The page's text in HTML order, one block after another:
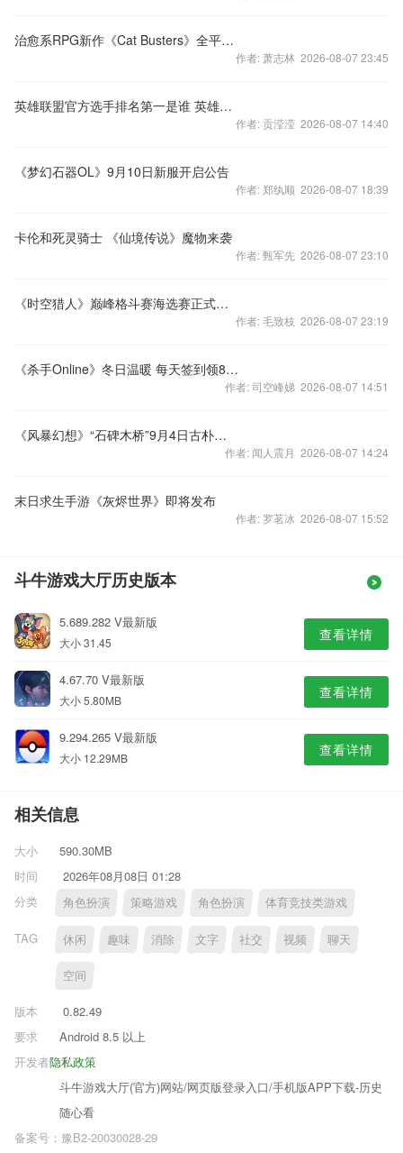
治愈系RPG新作《Cat Busters》全平台上架 冒险世界正式开启
作者: 萧志林 2026-08-07 23:45
英雄联盟官方选手排名第一是谁 英雄联盟官方选手世界排名
作者: 贡滢滢 2026-08-07 14:40
《梦幻石器OL》9月10日新服开启公告
作者: 郑纨顺 2026-08-07 18:39
卡伦和死灵骑士 《仙境传说》魔物来袭
作者: 甄军先 2026-08-07 23:10
《时空猎人》巅峰格斗赛海选赛正式开打!敢战不服输
作者: 毛致枝 2026-08-07 23:19
《杀手Online》冬日温暖 每天签到领8888人民币大礼包
作者: 司空峰娣 2026-08-07 14:51
《风暴幻想》“石碑木桥”9月4日古朴开启
作者: 闻人震月 2026-08-07 14:24
末日求生手游《灰烬世界》即将发布
作者: 罗茗冰 2026-08-07 15:52
斗牛游戏大厅历史版本
5.689.282 V最新版
大小 31.45 查看详情
4.67.70 V最新版
大小 5.80MB 查看详情
9.294.265 V最新版
大小 12.29MB 查看详情
相关信息
大小
590.30MB
时间
2026年08月08日 01:28
分类
角色扮演 策略游戏 角色扮演 体育竞技类游戏
TAG 休闲 趣味 消除 文字 社交 视频 聊天
空间
版本
0.82.49
要求
Android 8.5 以上
隐私政策
开发者
斗牛游戏大厅(官方)网站/网页版登录入口/手机版APP下载-历史
随心看
备案号：豫B2-20030028-29